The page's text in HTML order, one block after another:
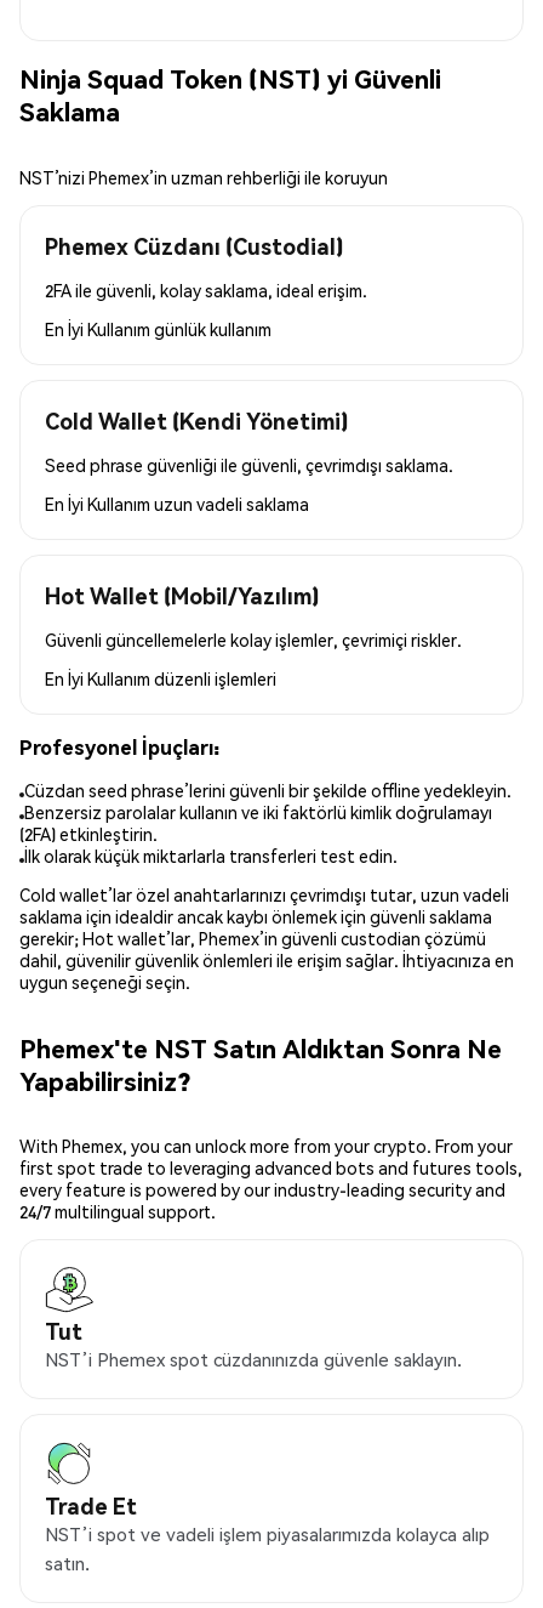
Ninja Squad Token (NST) yi Güvenli
Saklama
NST’nizi Phemex’in uzman rehberliği ile koruyun
Phemex Cüzdanı (Custodial)
2FA ile güvenli, kolay saklama, ideal erişim.
En İyi Kullanım günlük kullanım
Cold Wallet (Kendi Yönetimi)
Seed phrase güvenliği ile güvenli, çevrimdışı saklama.
En İyi Kullanım uzun vadeli saklama
Hot Wallet (Mobil/Yazılım)
Güvenli güncellemelerle kolay işlemler, çevrimiçi riskler.
En İyi Kullanım düzenli işlemleri
Profesyonel İpuçları:
Cüzdan seed phrase’lerini güvenli bir şekilde offline yedekleyin.
Benzersiz parolalar kullanın ve iki faktörlü kimlik doğrulamayı
(2FA) etkinleştirin.
İlk olarak küçük miktarlarla transferleri test edin.
Cold wallet’lar özel anahtarlarınızı çevrimdışı tutar, uzun vadeli
saklama için idealdir ancak kaybı önlemek için güvenli saklama
gerekir; Hot wallet’lar, Phemex’in güvenli custodian çözümü
dahil, güvenilir güvenlik önlemleri ile erişim sağlar. İhtiyacınıza en
uygun seçeneği seçin.
Phemex'te NST Satın Aldıktan Sonra Ne
Yapabilirsiniz?
With Phemex, you can unlock more from your crypto. From your
first spot trade to leveraging advanced bots and futures tools,
every feature is powered by our industry-leading security and
24/7 multilingual support.
Tut
NST’i Phemex spot cüzdanınızda güvenle saklayın.
Trade Et
NST’i spot ve vadeli işlem piyasalarımızda kolayca alıp
satın.